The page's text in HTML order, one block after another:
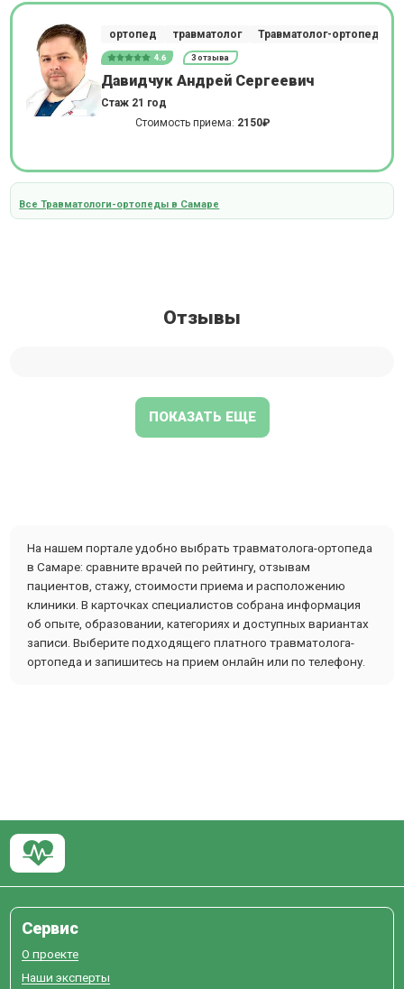
ортопед травматолог Травматолог-ортопед
4.6 3 отзыва
Давидчук Андрей Сергеевич
Стаж 21 год
Стоимость приема: 2150₽
Все Травматологи-ортопеды в Самаре
Отзывы
ПОКАЗАТЬ ЕЩЕ
На нашем портале удобно выбрать травматолога-ортопеда
в Самаре: сравните врачей по рейтингу, отзывам
пациентов, стажу, стоимости приема и расположению
клиники. В карточках специалистов собрана информация
об опыте, образовании, категориях и доступных вариантах
записи. Выберите подходящего платного травматолога-
ортопеда и запишитесь на прием онлайн или по телефону.
Сервис
О проекте
Наши эксперты